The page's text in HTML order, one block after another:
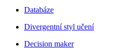
Databáze
Divergentní styl učení
Decision maker